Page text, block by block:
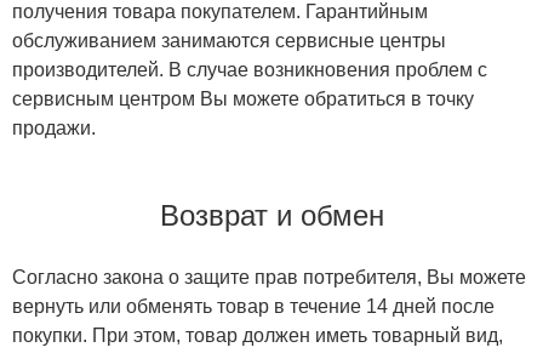
получения товара покупателем. Гарантийным
обслуживанием занимаются сервисные центры
производителей. В случае возникновения проблем с
сервисным центром Вы можете обратиться в точку
продажи.
Возврат и обмен
Согласно закона о защите прав потребителя, Вы можете
вернуть или обменять товар в течение 14 дней после
покупки. При этом, товар должен иметь товарный вид,